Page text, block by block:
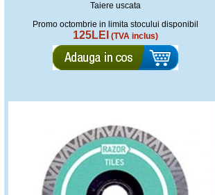
Taiere uscata
Promo octombrie in limita stocului disponibil
125LEI (TVA inclus)